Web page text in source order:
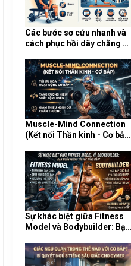
Các bước sơ cứu nhanh và
cách phục hồi dây chằng an
phòng Gym
Muscle-Mind Connection
(Kết nối Thần kinh - Cơ bắp)
quan trọng?
Sự khác biệt giữa Fitness
Model và Bodybuilder: Bạn
nào?